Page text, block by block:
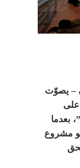
– يصوّت
على
بعدما
مشروع